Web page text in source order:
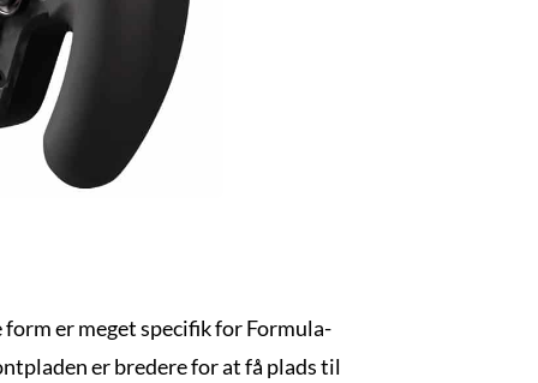
er meget specifik for Formula-
er bredere for at få plads til